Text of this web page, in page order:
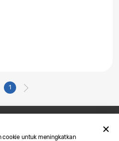
cookie untuk meningkatkan
1
SAMSUNG.COM